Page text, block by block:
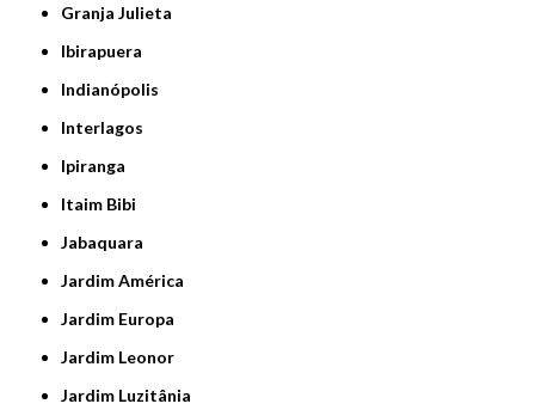
Granja Julieta
Ibirapuera
Indianópolis
Interlagos
Ipiranga
Itaim Bibi
Jabaquara
Jardim América
Jardim Europa
Jardim Leonor
Jardim Luzitânia